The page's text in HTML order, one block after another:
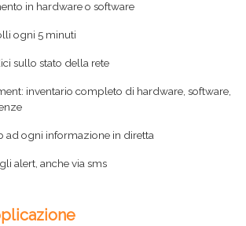
in hardware o software
ogni 5 minuti
sullo stato della rete
inventario completo di hardware, software,
ad ogni informazione in diretta
alert, anche via sms